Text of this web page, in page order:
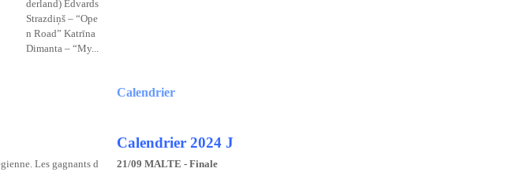
derland) Edvards
Strazdiņš – “Ope
n Road” Katrīna
Dimanta – “My...
Les gagnants d
Calendrier
Calendrier 2024 J
21/09 MALTE - Finale